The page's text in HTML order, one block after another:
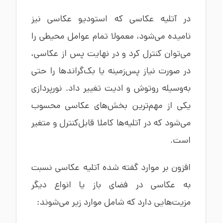
در آتلیه عکاسی که استودیو عکاسی نیز
نامیده می‌شود، معمولا تمام عوامل محیطی را
می‌توان کنترل کرد و در نهایت پس از عکاسی،
در صورت نیاز پس‌زمینه یا بک‌گراندها را حتی
به‌وسیله روتوش و ادیت تغییر داد. نورپردازی
یکی از مهم‌ترین بخش‌های عکاسی محسوب
می‌شود که در آتلیه‌ها کاملا قابل‌کنترل و متغیر
است.
افزون بر موارد گفته شده آتلیه عکاسی نسبت
به عکاسی در فضای باز یا انواع دیگر
مزیت‌هایی دارد که شامل موارد زیر می‌شوند: